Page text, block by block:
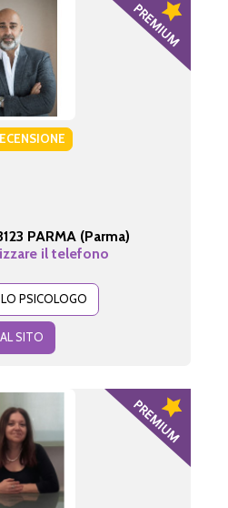
PARMA (Parma)
il telefono
PSICOLOGO
SITO